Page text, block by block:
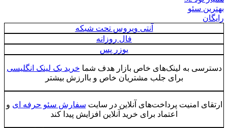
بهترین سئو
رایگان
آنتی ویروس تحت شبکه
فال روزانه
یوزر پس
دسترسی به لینک‌های خاص بازار هدف شما خرید بک لینک انگلیسی
برای جلب مشتریان خاص و باارزش بیشتر
ارتقای امنیت پرداخت‌های آنلاین در سایت سفارش سئو حرفه ای و
اعتماد برای خرید آنلاین افزایش پیدا کند